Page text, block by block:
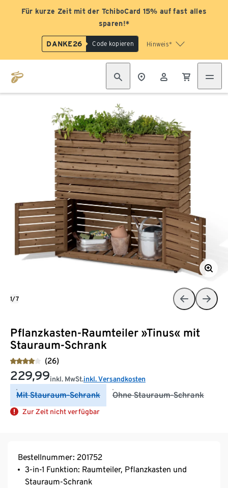
Für kurze Zeit mit der TchiboCard 15% auf fast alles
sparen!*
DANKE26 Code kopieren Hinweis*
Pflanzkasten-Raumteiler »Tinus« mit
Stauraum-Schrank
(26)
229,99inkl. MwSt.inkl. Versandkosten
Mit Stauraum-Schrank Ohne Stauraum-Schrank
Zur Zeit nicht verfügbar
1/7
Bestellnummer: 201752
3-in-1 Funktion: Raumteiler, Pflanzkasten und
Stauraum-Schrank